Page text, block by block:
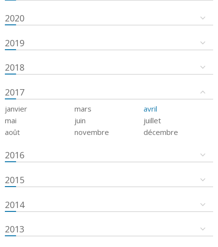
2020
2019
2018
2017
janvier mars
avril
mai
juin
juillet
août
novembre décembre
2016
2015
2014
2013